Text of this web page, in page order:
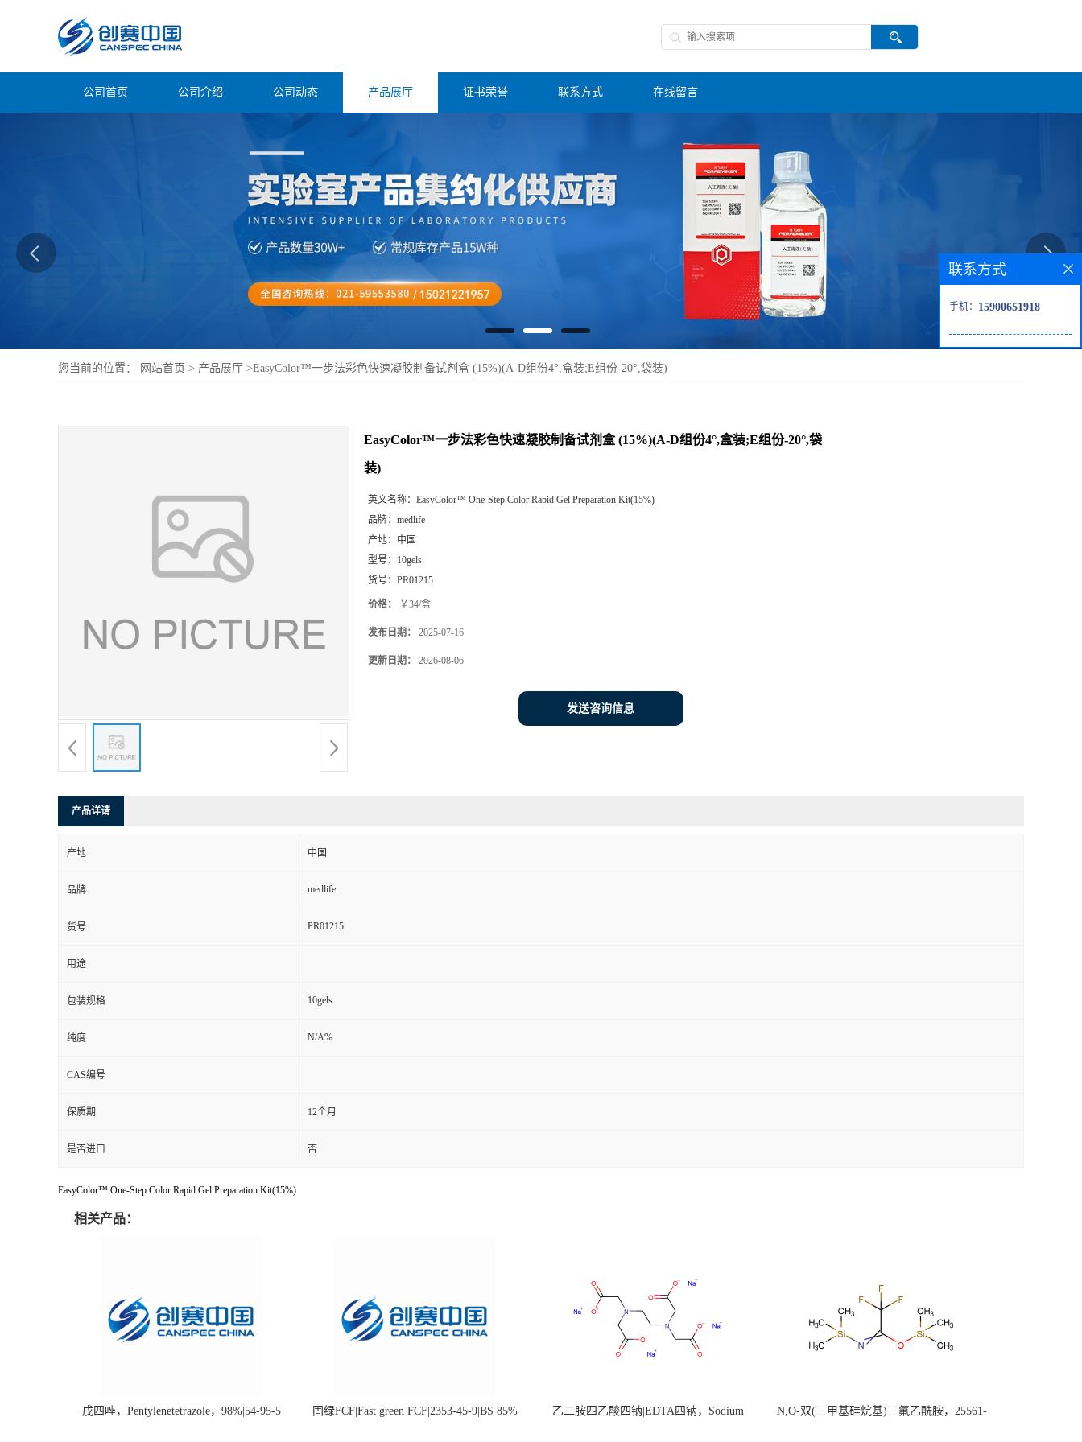
公司首页 公司介绍 公司动态 产品展厅 证书荣誉 联系方式 在线留言
您当前的位置： 网站首页 > 产品展厅 >EasyColor™一步法彩色快速凝胶制备试剂盒 (15%)(A-D组份4°,盒装;E组份-20°,袋装)
EasyColor™一步法彩色快速凝胶制备试剂盒 (15%)(A-D组份4°,盒装;E组份-20°,袋
装)
英文名称： EasyColor™ One-Step Color Rapid Gel Preparation Kit(15%)
品牌： medlife
产地： 中国
型号： 10gels
货号： PR01215
价格： ￥34/盒
发布日期： 2025-07-16
更新日期： 2026-08-06
发送咨询信息
产品详请
产地 中国
品牌 medlife
货号 PR01215
用途
包装规格 10gels
纯度 N/A%
CAS编号
保质期 12个月
是否进口 否
EasyColor™ One-Step Color Rapid Gel Preparation Kit(15%)
相关产品：
戊四唑，Pentylenetetrazole，98%|54-95-5 固绿FCF|Fast green FCF|2353-45-9|BS 85%
乙二胺四乙酸四钠|EDTA四钠，Sodium
N,O-双(三甲基硅烷基)三氟乙酰胺，25561-
联系方式
手机： 15900651918